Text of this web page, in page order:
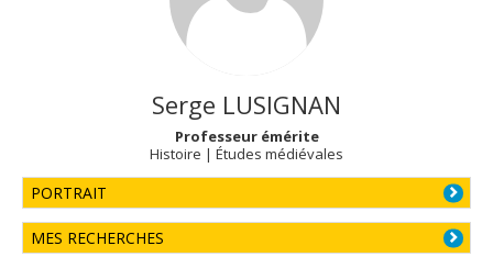
Serge LUSIGNAN
Professeur émérite
Histoire | Études médiévales
PORTRAIT
MES RECHERCHES